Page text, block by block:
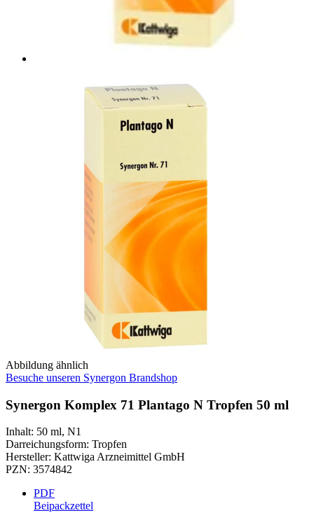
Abbildung ähnlich
Besuche unseren Synergon Brandshop
Synergon Komplex 71 Plantago N Tropfen 50 ml
Inhalt: 50 ml, N1
Darreichungsform: Tropfen
Hersteller: Kattwiga Arzneimittel GmbH
PZN: 3574842
PDF
Beipackzettel